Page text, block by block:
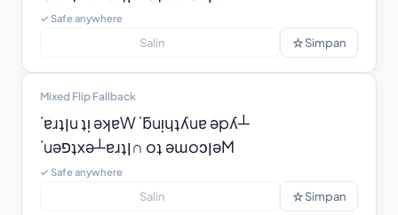
✓ Safe anywhere
Salin ☆Simpan
Mixed Flip Fallback
˙ɐɹʇןu ʇᴉ ǝʞɐW ˙ƃuᴉɥʇʎuɐ ǝpʎ┴
˙uǝפʇxǝ┴ɐɹʇן∩ oʇ ǝɯoɔןǝM
✓ Safe anywhere
Salin ☆Simpan